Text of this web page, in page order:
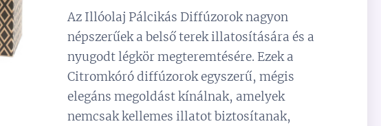
Az Illóolaj Pálcikás Diffúzorok nagyon
népszerűek a belső terek illatosítására és a
nyugodt légkör megteremtésére. Ezek a
Citromkóró diffúzorok egyszerű, mégis
elegáns megoldást kínálnak, amelyek
nemcsak kellemes illatot biztosítanak,